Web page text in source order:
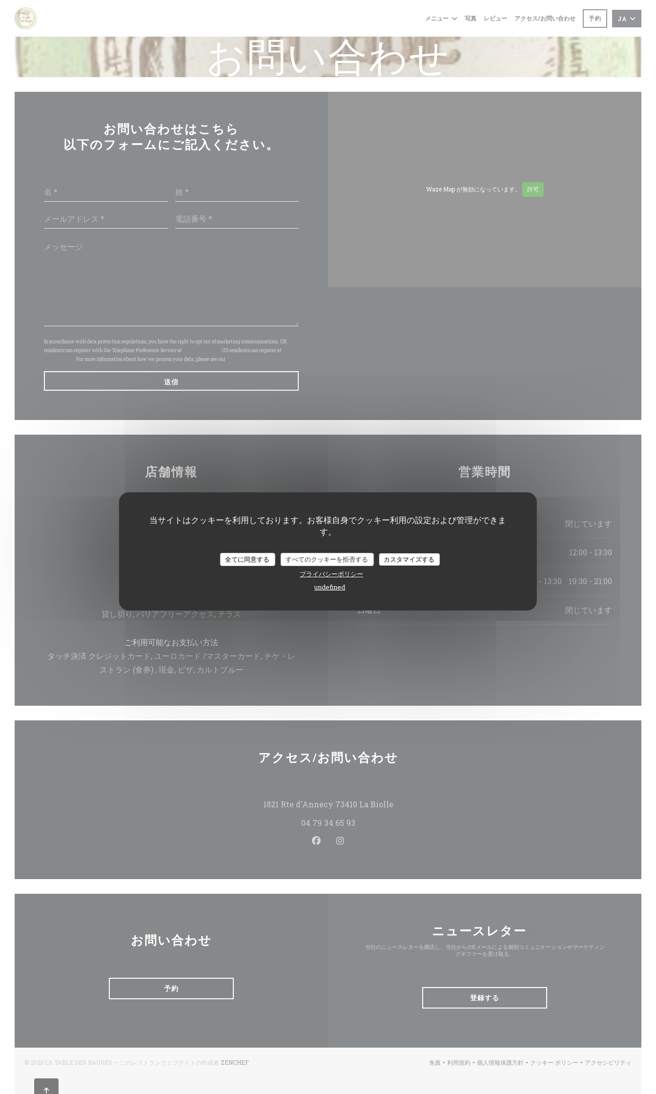
クッキー利用の管理について
当サイトはクッキーを利用しております。お客様自身でクッキー利用の設定および管理ができま
す。
全てに同意する すべてのクッキーを拒否する
カスタマイズする
プライバシーポリシー
undefined
メニュー 写真 レビュー アクセス/お問い合わせ 予約 JA
お問い合わせ
お問い合わせはこちら
以下のフォームにご記入ください。
In accordance with data protection regulations, you have the right to opt out of marketing communications. UK
residents can register with the Telephone Preference Service at
. US residents can register at
. For more information about how we process your data, please see our .
Waze Map が無効になっています。 許可
店舗情報
料理
貸し切り, バリアフリーアクセス, テラス
ご利用可能なお支払い方法
タッチ決済 クレジットカード, ユーロカード /マスターカード, チケ・レ
ストラン (食券) , 現金, ビザ, カルトブルー
営業時間
月曜日 閉じています
火-水 12:00 - 13:30
12:00 - 13:30 19:30 - 21:00
日曜日 閉じています
アクセス/お問い合わせ
1821 Rte d'Annecy 73410 La Biolle((新しいウィンドウで開きます))
04 79 34 65 93
Facebook ((新しいウィンドウで開きます))
Instagram ((新しいウィンドウで開きます))
お問い合わせ
予約
ニュースレター
当社のニュースレターを購読し、当社からのEメールによる個別コミュニケーションやマーケティン
グオファーを受け取る。
登録する
© 2026 LA TABLE DES BAUGES — このレストランウェブサイトの作成者 ZENCHEF((新しいウィンドウで開きます)) 免責
((新しいウィンドウで開きます))
利用規約
((新しいウィンドウで開きます))
個人情報保護方針
((新しいウィンドウで開きます))
クッキー ポリシー
((新しいウィンドウで開きます))
アクセシビリティ
((新しいウィンド